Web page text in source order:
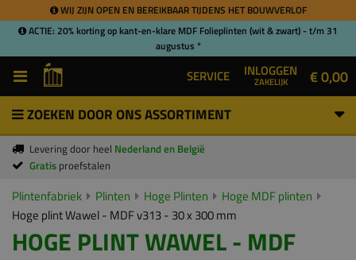
WIJ ZIJN OPEN EN BEREIKBAAR TIJDENS HET BOUWVERLOF
ACTIE: 20% korting op kant-en-klare MDF Folieplinten (wit & zwart) - t/m 31
augustus *
SERVICE INLOGGEN
ZAKELIJK € 0,00
ZOEKEN DOOR ONS ASSORTIMENT
Levering door heel Nederland en België
Gratis proefstalen
Plintenfabriek Plinten Hoge Plinten
Hoge MDF plinten
Hoge plint Wawel - MDF v313 - 30 x 300 mm
HOGE PLINT WAWEL - MDF